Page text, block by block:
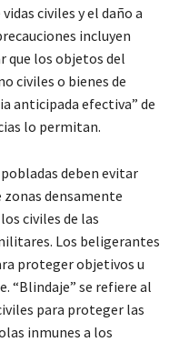
civiles y el daño a
incluyen
que los objetos del
civiles o bienes de
anticipada efectiva” de
lo permitan.
deben evitar
densamente
civiles de las
Los beligerantes
proteger objetivos u
“Blindaje” se refiere al
para proteger las
inmunes a los